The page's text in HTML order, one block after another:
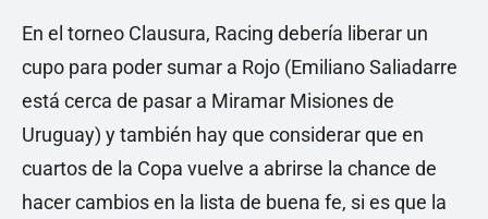
En el torneo Clausura, Racing debería liberar un
cupo para poder sumar a Rojo (Emiliano Saliadarre
está cerca de pasar a Miramar Misiones de
Uruguay) y también hay que considerar que en
cuartos de la Copa vuelve a abrirse la chance de
hacer cambios en la lista de buena fe, si es que la